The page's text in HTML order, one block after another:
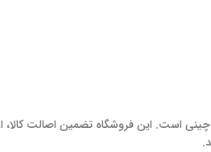
چینی است. این فروشگاه تضمین اصالت کالا،